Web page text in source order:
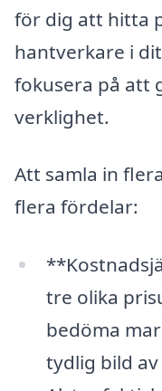
för dig att hitta
hantverkare i
fokusera på att
verklighet.
Att samla in
flera fördelar:
tre olika
bedöma
tydlig bild